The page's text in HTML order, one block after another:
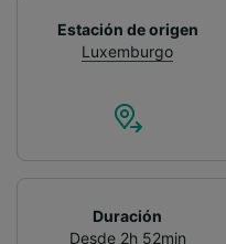
Estación de origen
Luxemburgo
Duración
Desde 2h 52min